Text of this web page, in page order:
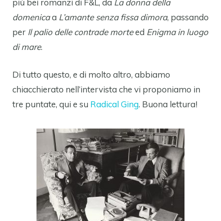
più bei romanzi di F&L, da La donna della
domenicaa L’amante senza fissa dimora, passando
per Il palio delle contrade morteed Enigma in luogo
di mare.
Di tutto questo, e di molto altro, abbiamo
chiacchierato nell’intervista che vi proponiamo in
tre puntate, qui e su Radical Ging. Buona lettura!